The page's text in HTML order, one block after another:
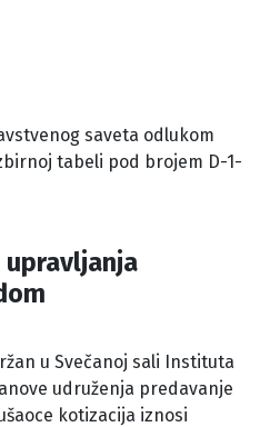
saveta odlukom
tabeli pod brojem D-1-
u Svečanoj sali Instituta
udruženja predavanje
kotizacija iznosi